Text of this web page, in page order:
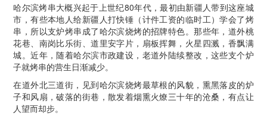
哈尔滨烤串大概兴起于上世纪80年代，最初由新疆人带到这座城
市，有些本地人给新疆人打快锤（计件工资的临时工）学会了烤
串，所以支炉烤串成了哈尔滨烧烤的招牌特色。那些年，道外桃
花巷、南岗比乐街、道里安字片，扇板挥舞，火星四溅，香飘满
城。近年，随着哈尔滨市政建设，老道外陆续整改，这些支个炉
子就烤串的营生日渐减少。
在道外北三道街，见到哈尔滨烧烤最草根的风貌，熏黑落皮的炉
子和风扇，破落的街巷，散发着烟熏火燎三十年的沧桑，有点让
人望而却步。